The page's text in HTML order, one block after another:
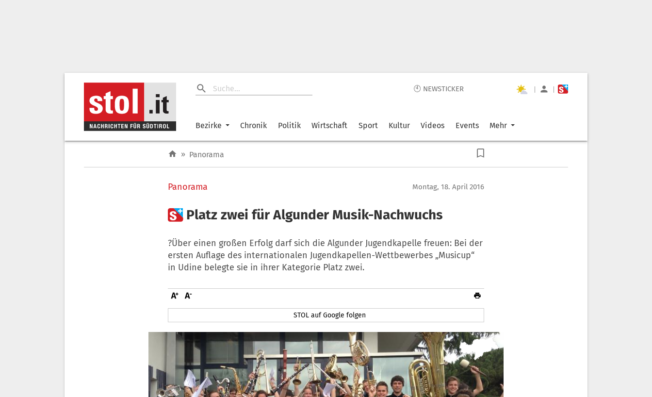
🕙 NEWSTICKER | |
Bezirke Chronik Politik Wirtschaft Sport Kultur Videos Events Mehr
» Panorama
Panorama Montag, 18. April 2016
 Platz zwei für Algunder Musik-Nachwuchs
?Über einen großen Erfolg darf sich die Algunder Jugendkapelle freuen: Bei der
ersten Auflage des internationalen Jugendkapellen-Wettbewerbes „Musicup“
in Udine belegte sie in ihrer Kategorie Platz zwei.
STOL auf Google folgen